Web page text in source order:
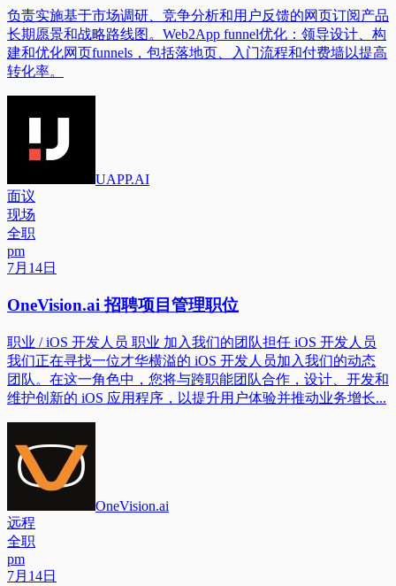
负责实施基于市场调研、竞争分析和用户反馈的网页订阅产品
长期愿景和战略路线图。Web2App funnel优化：领导设计、构
建和优化网页funnels，包括落地页、入门流程和付费墙以提高
转化率。
UAPP.AI
面议
现场
全职
pm
7月14日
OneVision.ai 招聘项目管理职位
职业 / iOS 开发人员 职业 加入我们的团队担任 iOS 开发人员
我们正在寻找一位才华横溢的 iOS 开发人员加入我们的动态
团队。在这一角色中，您将与跨职能团队合作，设计、开发和
维护创新的 iOS 应用程序，以提升用户体验并推动业务增长...
OneVision.ai
远程
全职
pm
7月14日